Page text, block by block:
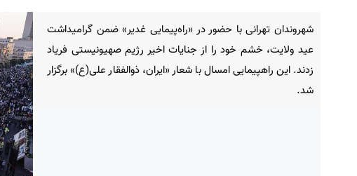
شهروندان تهرانی با حضور در «راه‌پیمایی غدیر» ضمن گرامیداشت
عید ولایت، خشم خود را از جنایات اخیر رژیم صهیونیستی فریاد
زدند. این راهپیمایی امسال با شعار «ایران، ذوالفقار علی(ع)» برگزار
شد.